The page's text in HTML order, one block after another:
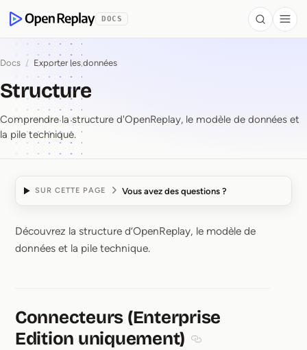
OpenReplay
DOCS Search
Docs / Exporter les données
Structure
Comprendre la structure d'OpenReplay, le modèle de données et
la pile technique.
SUR CETTE PAGE Vous avez des questions ?
Structure
Découvrez la structure d’OpenReplay, le modèle de
données et la pile technique.
Connecteurs (Enterprise
Edition uniquement)